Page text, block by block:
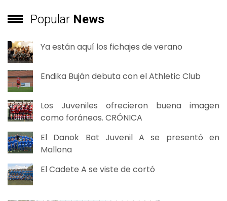
Popular News
Ya están aquí los fichajes de verano
Endika Buján debuta con el Athletic Club
Los Juveniles ofrecieron buena imagen
como foráneos. CRÓNICA
El Danok Bat Juvenil A se presentó en
Mallona
El Cadete A se viste de cortó